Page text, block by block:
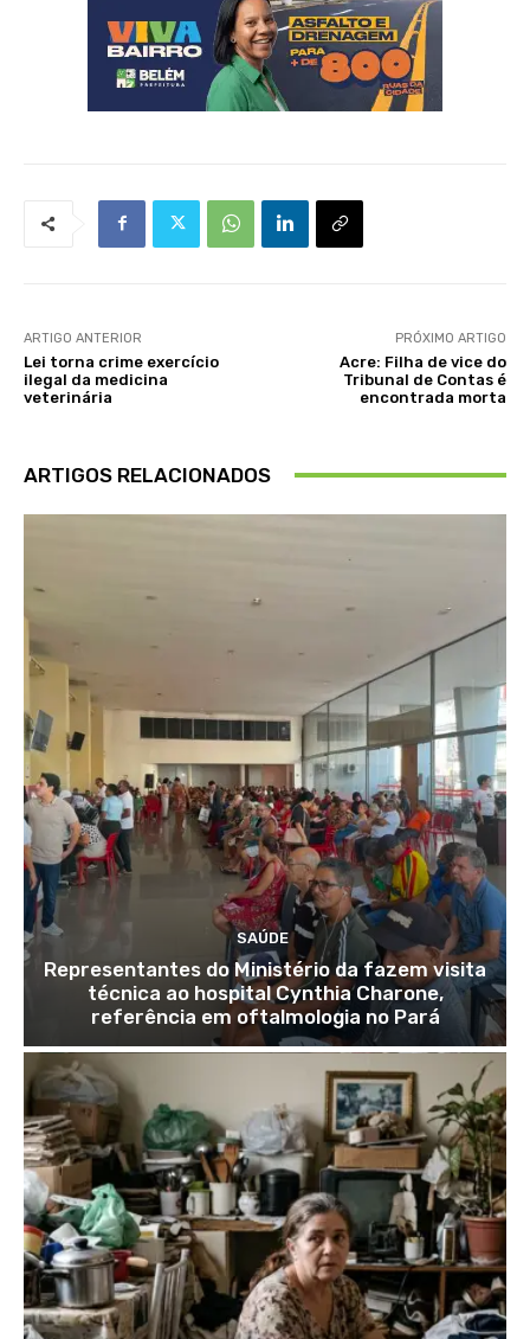
ARTIGO ANTERIOR
Lei torna crime exercício
ilegal da medicina
veterinária
PRÓXIMO ARTIGO
Acre: Filha de vice do
Tribunal de Contas é
encontrada morta
ARTIGOS RELACIONADOS
SAÚDE
Representantes do Ministério da fazem visita
técnica ao hospital Cynthia Charone,
referência em oftalmologia no Pará